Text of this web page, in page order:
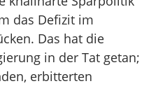
das Defizit im
Das hat die
in der Tat getan;
erbitterten